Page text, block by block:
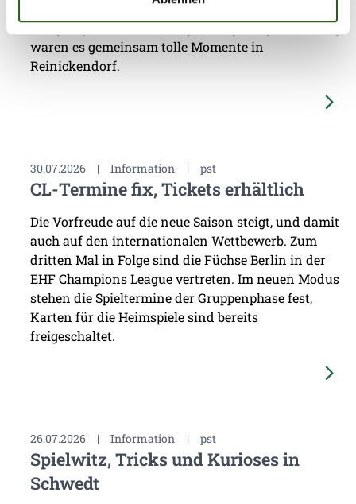
des Fanclubs Füchsepower verlassen. Von den
Rängen gibt es extra Energie, am gestrigen Sonntag
waren es gemeinsam tolle Momente in
Reinickendorf.
30.07.2026 | Information | pst
CL-Termine fix, Tickets erhältlich
Die Vorfreude auf die neue Saison steigt, und damit
auch auf den internationalen Wettbewerb. Zum
dritten Mal in Folge sind die Füchse Berlin in der
EHF Champions League vertreten. Im neuen Modus
stehen die Spieltermine der Gruppenphase fest,
Karten für die Heimspiele sind bereits
freigeschaltet.
26.07.2026 | Information | pst
Spielwitz, Tricks und Kurioses in
Schwedt